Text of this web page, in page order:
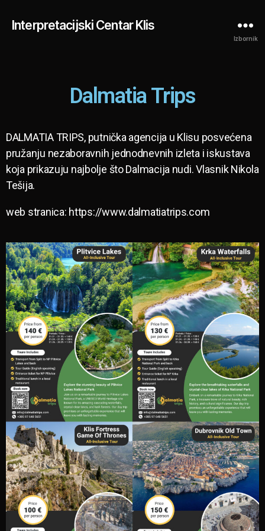
Interpretacijski Centar Klis
Izbornik
Dalmatia Trips
DALMATIA TRIPS, putnička agencija u Klisu posvećena
pružanju nezaboravnih jednodnevnih izleta i iskustava
koja prikazuju najbolje što Dalmacija nudi. Vlasnik Nikola
Tešija.
web stranica: https://www.dalmatiatrips.com